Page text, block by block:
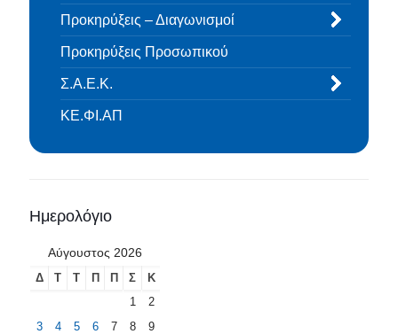
Προκηρύξεις – Διαγωνισμοί
Προκηρύξεις Προσωπικού
Σ.Α.Ε.Κ.
ΚΕ.ΦΙ.ΑΠ
Ημερολόγιο
Αύγουστος 2026
Δ Τ Τ Π Π Σ
Κ
1
2
3
4 5 6 7 8
9